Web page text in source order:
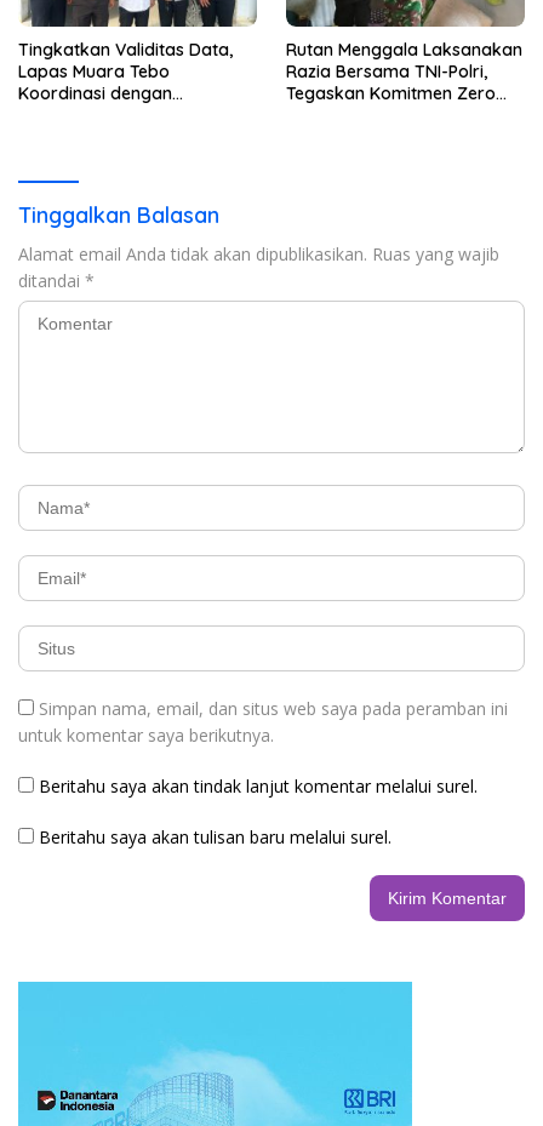
Tingkatkan Validitas Data,
Lapas Muara Tebo
Koordinasi dengan
Rutan Menggala Laksanakan
Razia Bersama TNI-Polri,
Tegaskan Komitmen Zero
Tinggalkan Balasan
Alamat email Anda tidak akan dipublikasikan. Ruas yang wajib
ditandai *
Simpan nama, email, dan situs web saya pada peramban ini
untuk komentar saya berikutnya.
Beritahu saya akan tindak lanjut komentar melalui surel.
Beritahu saya akan tulisan baru melalui surel.